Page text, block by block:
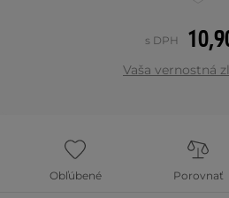
s DPH
Vaša vernostná
Obľúbené Porovnať